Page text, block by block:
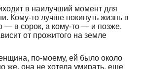
в наилучший момент для
Кому-то лучше покинуть жизнь в
— в сорок, а кому-то — и позже.
от прожитого на земле
по-моему, ей было около
же, она не хотела умирать, еще